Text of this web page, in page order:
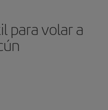
para volar a